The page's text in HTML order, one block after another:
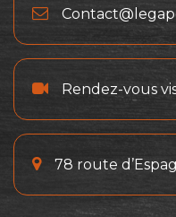
Rendez-vous
78 route